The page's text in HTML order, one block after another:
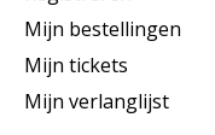
Mijn bestellingen
Mijn tickets
Mijn verlanglijst